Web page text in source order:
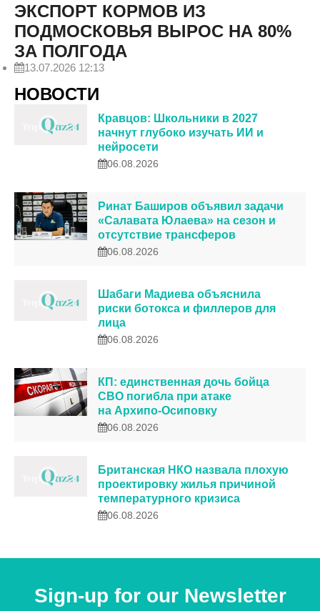
ЭКСПОРТ КОРМОВ ИЗ
ПОДМОСКОВЬЯ ВЫРОС НА 80%
ЗА ПОЛГОДА
13.07.2026 12:13
НОВОСТИ
Кравцов: Школьники в 2027
начнут глубоко изучать ИИ и
нейросети
06.08.2026
Ринат Баширов объявил задачи
«Салавата Юлаева» на сезон и
отсутствие трансферов
06.08.2026
Шабаги Мадиева объяснила
риски ботокса и филлеров для
лица
06.08.2026
КП: единственная дочь бойца
СВО погибла при атаке
на Архипо-Осиповку
06.08.2026
Британская НКО назвала плохую
проектировку жилья причиной
температурного кризиса
06.08.2026
Sign-up for our Newsletter